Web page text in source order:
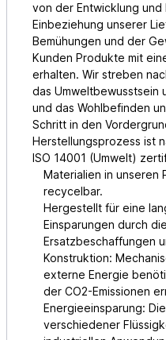
von der Entwicklung
Einbeziehung unserer
Bemühungen und der
Kunden Produkte mit
erhalten. Wir streben
das Umweltbewusstsein
und das Wohlbefinden
Schritt in den
Herstellungsprozess ist
ISO 14001 (Umwelt)
Materialien in unseren
recycelbar.
Hergestellt für eine
Einsparungen durch
Ersatzbeschaffungen
Konstruktion:
externe Energie
der CO2-Emissionen
Energieeinsparung:
verschiedener